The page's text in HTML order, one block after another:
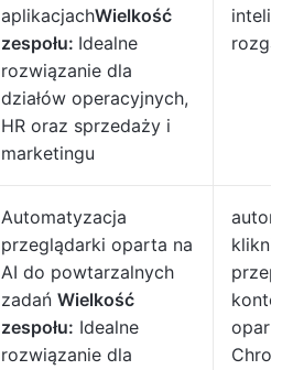
aplikacjachWielkość
zespołu: Idealne
rozwiązanie dla
działów operacyjnych,
HR oraz sprzedaży i
marketingu
Automatyzacja
przeglądarki oparta na
AI do powtarzalnych
zadań Wielkość
zespołu: Idealne
rozwiązanie dla
oparte